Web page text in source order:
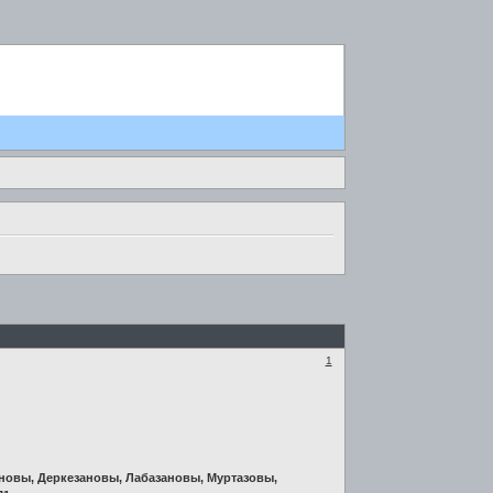
1
Деркезановы, Лабазановы, Муртазовы,